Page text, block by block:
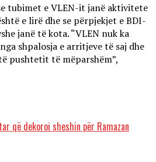
tubimet e VLEN-it janë aktivitete
e lirë dhe se përpjekjet e BDI-
janë të kota. “VLEN nuk ka
shpalosja e arritjeve të saj dhe
pushtetit të mëparshëm”,
që dekoroi sheshin për Ramazan